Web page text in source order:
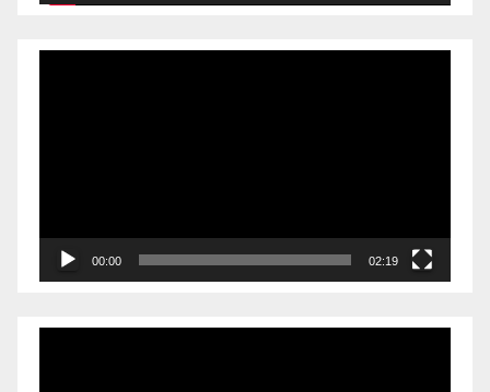
00:00 02:19